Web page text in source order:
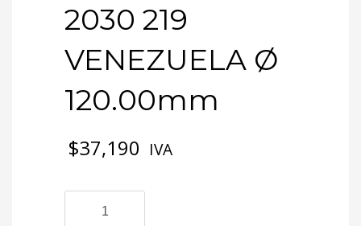
2030 219
VENEZUELA Ø
120.00mm
$37,190 IVA